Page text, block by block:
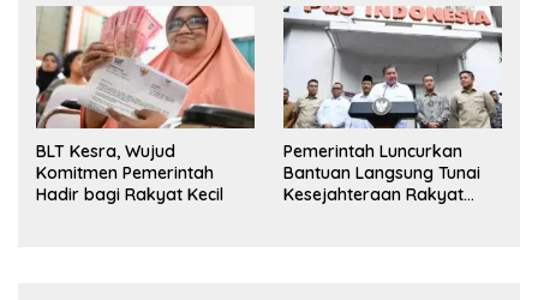
BLT Kesra, Wujud
Komitmen Pemerintah
Hadir bagi Rakyat Kecil
Pemerintah Luncurkan
Bantuan Langsung Tunai
Kesejahteraan Rakyat